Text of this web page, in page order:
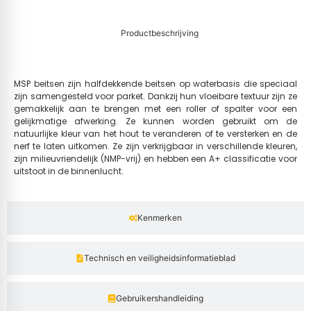
Productbeschrijving
Kenmerken
Technisch en veiligheidsinformatieblad
Gebruikershandleiding
MSP beitsen zijn halfdekkende beitsen op waterbasis die speciaal
zijn samengesteld voor parket. Dankzij hun vloeibare textuur zijn ze
gemakkelijk aan te brengen met een roller of spalter voor een
gelijkmatige afwerking. Ze kunnen worden gebruikt om de
natuurlijke kleur van het hout te veranderen of te versterken en de
nerf te laten uitkomen. Ze zijn verkrijgbaar in verschillende kleuren,
zijn milieuvriendelijk (NMP-vrij) en hebben een A+ classificatie voor
uitstoot in de binnenlucht.